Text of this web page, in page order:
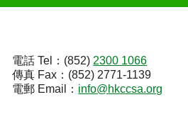
電話 Tel：(852) 2300 1066
傳真 Fax：(852) 2771-1139
電郵 Email： info@hkccsa.org